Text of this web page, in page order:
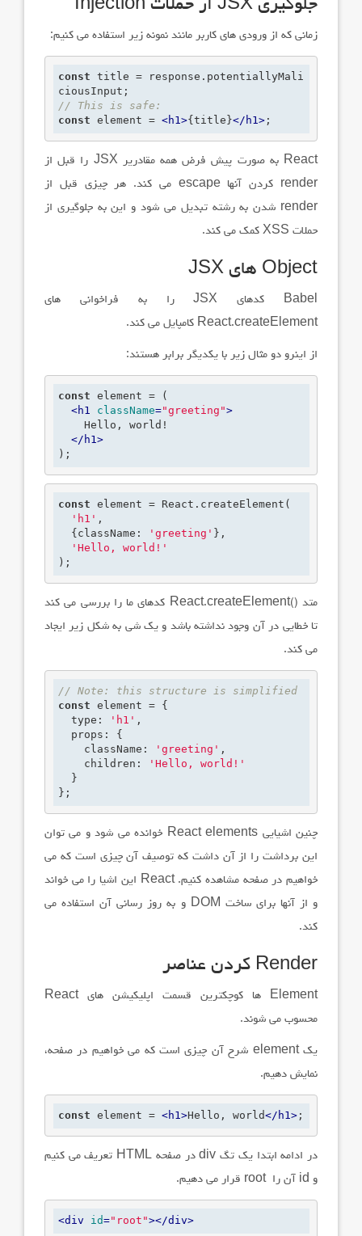
JSX جلوگیری از حملات Injection
زمانی که از ورودی های کاربر مانند نمونه زیر استفاده می کنیم:
const title = response.potentiallyMali
// This is safe:
const element = <h1>{title}</ h1> ;
Reactبه صورت پیش فرض همه مقادریر JSX را قبل از
render کردن آنهاescape می کند. هر چیزی قبل از
render شدن به رشته تبدیل می شود و این به جلوگیری از
حملات XSS کمک می کند.
Object های JSX
Babel کدهای JSXرا به فراخوانی های
React.createElement کامپایل می کند.
از اینرو دو مثال زیر با یکدیگر برابر هستند:
const element = (
<h1 className="greeting">
</ h1>
);
const element = React.createElement(
'h1' ,
  {className:
'greeting' },
'Hello, world!'
);
متد React.createElement() کدهای ما را بررسی می کند
تا خطایی در آن وجود نداشته باشد و یک شی به شکل زیر ایجاد
می کند.
// Note: this structure is simplified
const element = {
  type:
'h1' ,
    className:
'greeting' ,
    children:
'Hello, world!'
};
چنین اشیایی React elements خوانده می شود و می توان
این برداشت را از آن داشت که توصیف آن چیزی است که می
خواهیم در صفحه مشاهده کنیم.React این اشیا را می خواند
و از آنها برای ساخت DOM و به روز رسانی آن استفاده می
کند.
Render کردن عناصر
Element ها کوچکترین قسمت اپلیکیشن هایReact
محسوب می شوند.
یکelement شرح آن چیزی است که می خواهیم در صفحه،
نمایش دهیم.
const element = <h1>Hello, world</ h1> ;
در ادامه ابتدا یک تگ divدر صفحه HTML تعریف می کنیم
و id آن راroot قرار می دهیم.
<div id="root"></div>